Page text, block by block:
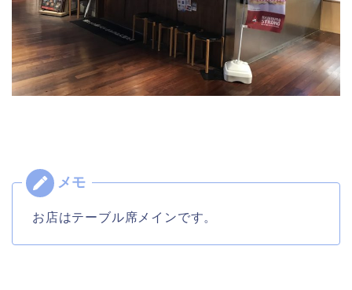
お店はテーブル席メインです。